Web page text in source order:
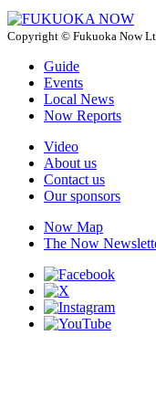
Copyright © Fukuoka Now
Guide
Events
Local News
Now Reports
Video
About us
Contact us
Our sponsors
Now Map
The Now